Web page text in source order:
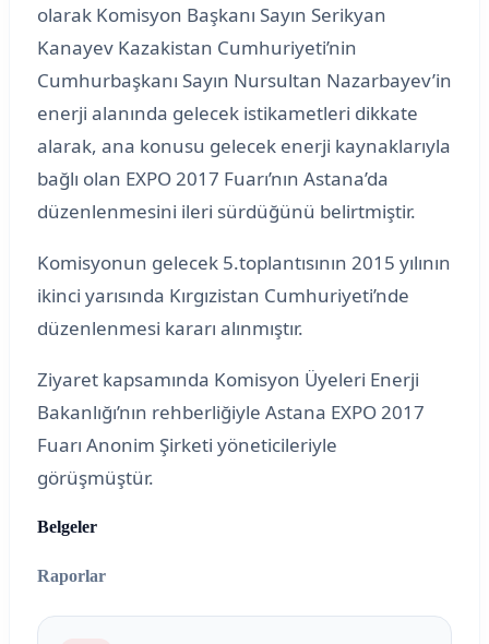
olarak Komisyon Başkanı Sayın Serikyan
Kanayev Kazakistan Cumhuriyeti’nin
Cumhurbaşkanı Sayın Nursultan Nazarbayev’in
enerji alanında gelecek istikametleri dikkate
alarak, ana konusu gelecek enerji kaynaklarıyla
bağlı olan EXPO 2017 Fuarı’nın Astana’da
düzenlenmesini ileri sürdüğünü belirtmiştir.
Komisyonun gelecek 5.toplantısının 2015 yılının
ikinci yarısında Kırgızistan Cumhuriyeti’nde
düzenlenmesi kararı alınmıştır.
Ziyaret kapsamında Komisyon Üyeleri Enerji
Bakanlığı’nın rehberliğiyle Astana EXPO 2017
Fuarı Anonim Şirketi yöneticileriyle
görüşmüştür.
Belgeler
Raporlar